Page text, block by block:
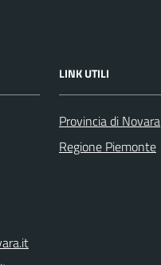
LINK UTILI
Provincia di Novara
Regione Piemonte